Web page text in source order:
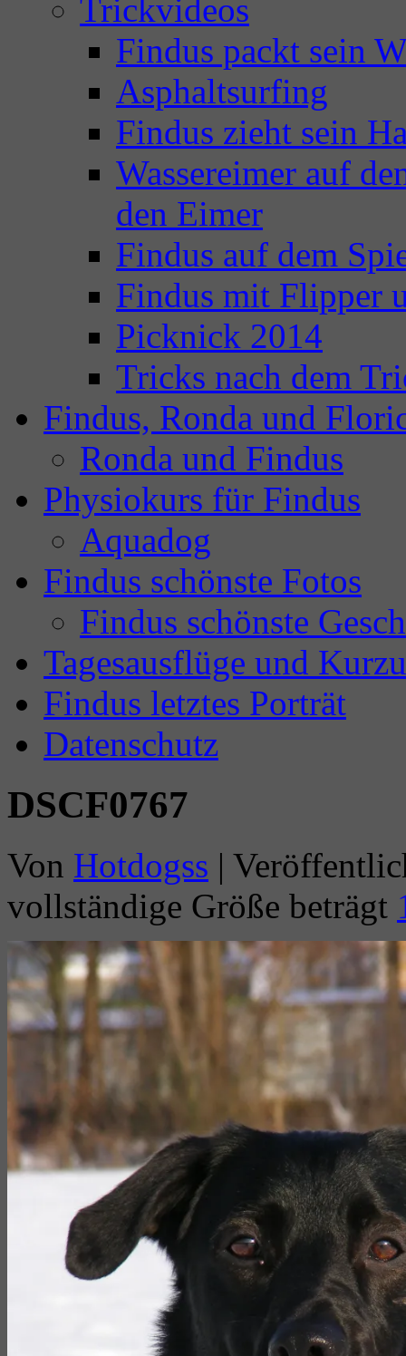
Trickvideos
Findus packt sein
Asphaltsurfing
Findus zieht sein
Wassereimer auf
den Eimer
Findus auf dem
Findus mit Flipper
Picknick 2014
Tricks nach dem
Findus, Ronda und
Ronda und Findus
Physiokurs für Findus
Aquadog
Findus schönste Fotos
Findus schönste
Tagesausflüge und
Findus letztes Porträt
Datenschutz
DSCF0767
Von Hotdogss |
vollständige Größe beträgt